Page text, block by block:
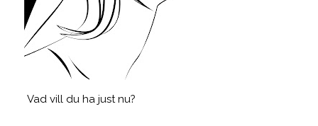
Vad vill du ha just nu?